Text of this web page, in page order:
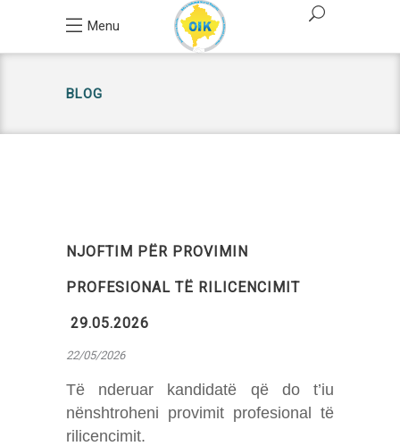
Menu
BLOG
NJOFTIM PËR PROVIMIN
PROFESIONAL TË RILICENCIMIT
29.05.2026
22/05/2026
Të nderuar kandidatë që do t’iu
nënshtroheni provimit profesional të
rilicencimit.